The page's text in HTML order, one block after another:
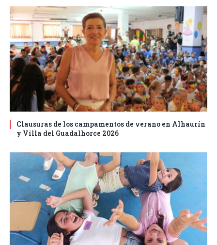
Clausuras de los campamentos de verano en Alhaurín
y Villa del Guadalhorce 2026